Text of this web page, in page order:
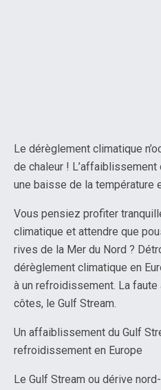
Le dérèglement climatique
de chaleur !
une baisse de la température
Vous pensiez profiter
climatique et attendre que
rives de la Mer du Nord ?
dérèglement climatique en
à un refroidissement. La faute
côtes, le Gulf Stream.
Un affaiblissement du Gulf
refroidissement en Europe
Le Gulf Stream ou dérive